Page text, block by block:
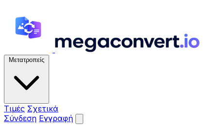
Μετατροπείς
Τιμές Σχετικά
Σύνδεση Εγγραφή